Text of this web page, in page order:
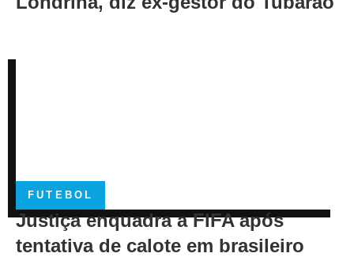
FUTEBOL
Justiça enquadra a FIFA após
tentativa de calote em brasileiro